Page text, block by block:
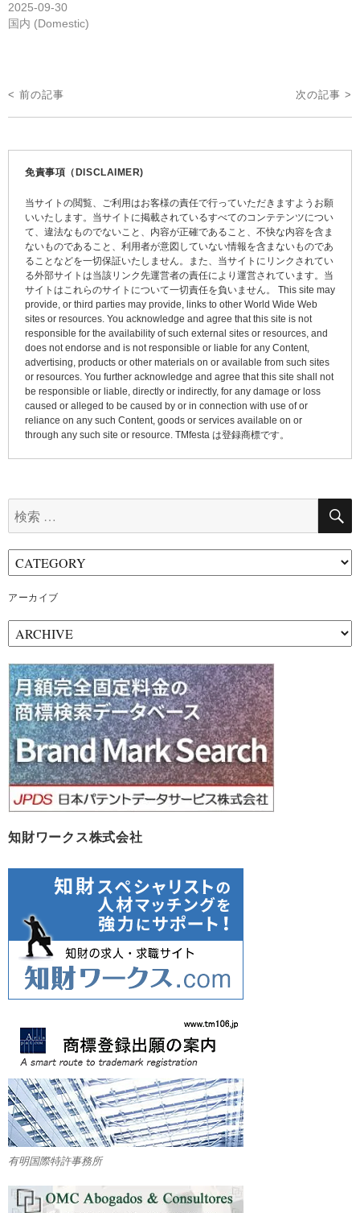
2025-09-30
国内 (Domestic)
投
稿
< 前の記事 次の記事 >
免責事項（DISCLAIMER)
当サイトの閲覧、ご利用はお客様の責任で行っていただきますようお願
いいたします。当サイトに掲載されているすべてのコンテテンツについ
て、違法なものでないこと、内容が正確であること、不快な内容を含ま
ないものであること、利用者が意図していない情報を含まないものであ
ることなどを一切保証いたしません。また、当サイトにリンクされてい
る外部サイトは当該リンク先運営者の責任により運営されています。当
サイトはこれらのサイトについて一切責任を負いません。 This site may
provide, or third parties may provide, links to other World Wide Web
sites or resources. You acknowledge and agree that this site is not
responsible for the availability of such external sites or resources, and
does not endorse and is not responsible or liable for any Content,
advertising, products or other materials on or available from such sites
or resources. You further acknowledge and agree that this site shall not
be responsible or liable, directly or indirectly, for any damage or loss
caused or alleged to be caused by or in connection with use of or
reliance on any such Content, goods or services available on or
through any such site or resource. TMfesta は登録商標です。
索:
アーカイブ
ー
カ
イ
ブ
知財ワークス株式会社
有明国際特許事務所